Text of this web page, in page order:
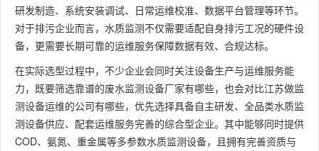
研发制造、系统安装调试、日常运维校准、数据平台管理等环节。
对于排污企业而言，水质监测不仅需要适配自身排污工况的硬件设
备，更需要长期可靠的运维服务保障数据有效、合规达标。
在实际选型过程中，不少企业会同时关注设备生产与运维服务能
力，既要筛选靠谱的废水监测设备厂家有哪些，也会对比江苏做监
测设备运维的公司有哪些，优先选择具备自主研发、全品类水质监
测设备供应、配套运维服务完善的综合型企业。其中能够同时提供
COD、氨氮、重金属等多参数水质监测设备，且拥有完善资质与